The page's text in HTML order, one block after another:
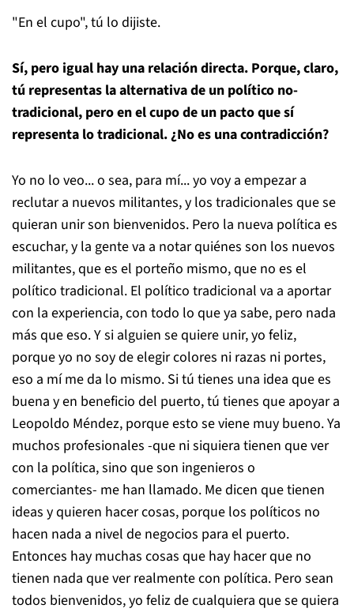
"En el cupo", tú lo dijiste.
Sí, pero igual hay una relación directa. Porque, claro,
tú representas la alternativa de un político no-
tradicional, pero en el cupo de un pacto que sí
representa lo tradicional. ¿No es una contradicción?
Yo no lo veo... o sea, para mí... yo voy a empezar a
reclutar a nuevos militantes, y los tradicionales que se
quieran unir son bienvenidos. Pero la nueva política es
escuchar, y la gente va a notar quiénes son los nuevos
militantes, que es el porteño mismo, que no es el
político tradicional. El político tradicional va a aportar
con la experiencia, con todo lo que ya sabe, pero nada
más que eso. Y si alguien se quiere unir, yo feliz,
porque yo no soy de elegir colores ni razas ni portes,
eso a mí me da lo mismo. Si tú tienes una idea que es
buena y en beneficio del puerto, tú tienes que apoyar a
Leopoldo Méndez, porque esto se viene muy bueno. Ya
muchos profesionales -que ni siquiera tienen que ver
con la política, sino que son ingenieros o
comerciantes- me han llamado. Me dicen que tienen
ideas y quieren hacer cosas, porque los políticos no
hacen nada a nivel de negocios para el puerto.
Entonces hay muchas cosas que hay hacer que no
tienen nada que ver realmente con política. Pero sean
todos bienvenidos, yo feliz de cualquiera que se quiera